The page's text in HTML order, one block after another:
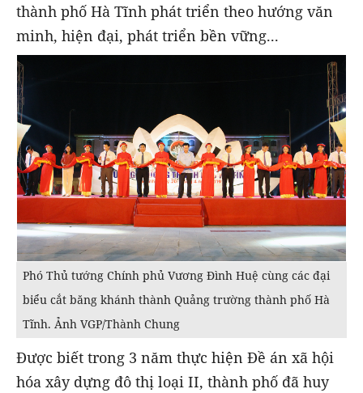
thành phố Hà Tĩnh phát triển theo hướng văn
minh, hiện đại, phát triển bền vững...
Phó Thủ tướng Chính phủ Vương Đình Huệ cùng các đại
biểu cắt băng khánh thành Quảng trường thành phố Hà
Tĩnh. Ảnh VGP/Thành Chung
Được biết trong 3 năm thực hiện Đề án xã hội
hóa xây dựng đô thị loại II, thành phố đã huy